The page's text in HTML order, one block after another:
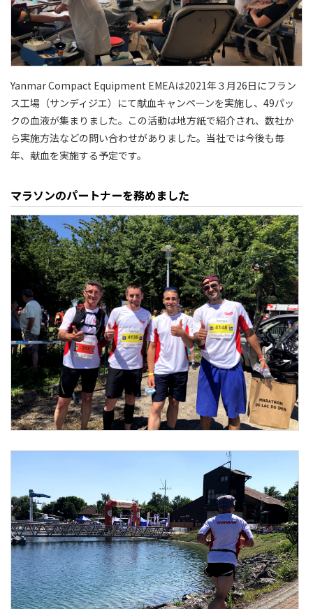
Yanmar Compact Equipment EMEAは2021年３月26日にフラン
ス工場（サンディジエ）にて献血キャンペーンを実施し、49パッ
クの血液が集まりました。この活動は地方紙で紹介され、数社か
ら実施方法などの問い合わせがありました。当社では今後も毎
年、献血を実施する予定です。
マラソンのパートナーを務めました